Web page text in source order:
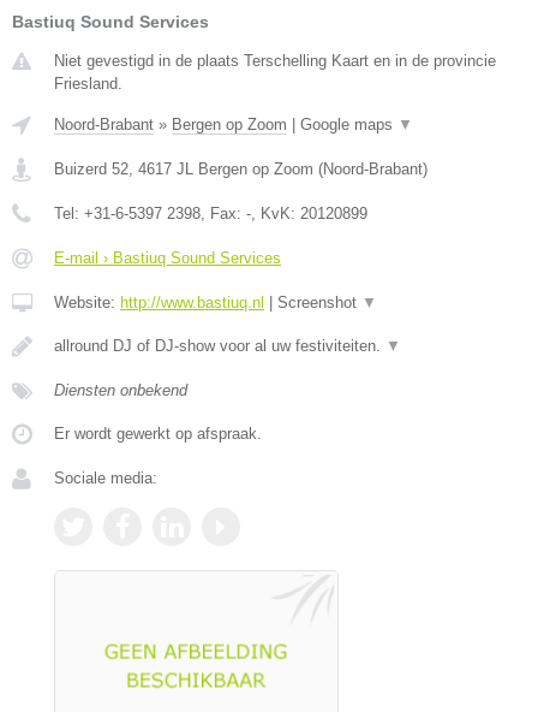
Bastiuq Sound Services
Niet gevestigd in de plaats Terschelling Kaart en in de provincie
Friesland.
Noord-Brabant » Bergen op Zoom Google maps ▼
Buizerd 52, 4617 JL Bergen op Zoom (Noord-Brabant)
Tel: +31-6-5397 2398, Fax: -, KvK: 20120899
E-mail › Bastiuq Sound Services
Website: http://www.bastiuq.nl Screenshot ▼
allround DJ of DJ-show voor al uw festiviteiten. ▼
Diensten onbekend
Er wordt gewerkt op afspraak.
Sociale media: